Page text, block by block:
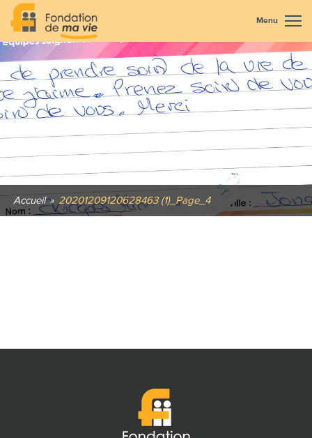
Menu
Accueil » 20201209120628463 (1)_Page_4